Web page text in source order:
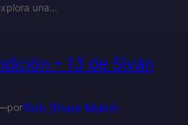
una…
– 13 de Siván
porRab Shaul Maleh